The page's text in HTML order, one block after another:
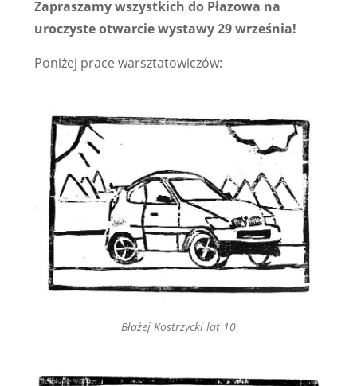
Zapraszamy wszystkich do Płazowa na
uroczyste otwarcie wystawy 29 września!
Poniżej prace warsztatowiczów:
Błażej Kostrzycki lat 10